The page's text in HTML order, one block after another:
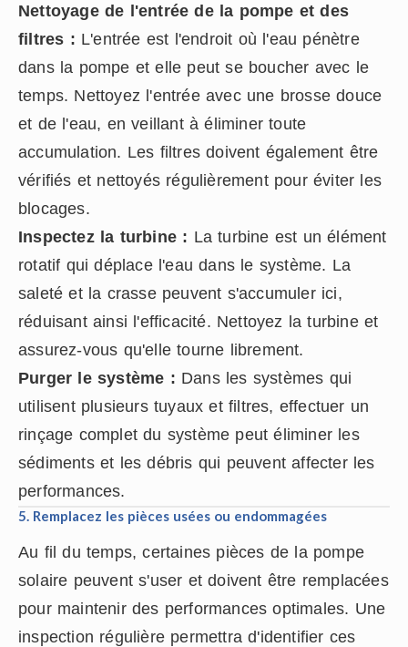
Nettoyage de l'entrée de la pompe et des
filtres : L'entrée est l'endroit où l'eau pénètre
dans la pompe et elle peut se boucher avec le
temps. Nettoyez l'entrée avec une brosse douce
et de l'eau, en veillant à éliminer toute
accumulation. Les filtres doivent également être
vérifiés et nettoyés régulièrement pour éviter les
blocages.
Inspectez la turbine : La turbine est un élément
rotatif qui déplace l'eau dans le système. La
saleté et la crasse peuvent s'accumuler ici,
réduisant ainsi l'efficacité. Nettoyez la turbine et
assurez-vous qu'elle tourne librement.
Purger le système : Dans les systèmes qui
utilisent plusieurs tuyaux et filtres, effectuer un
rinçage complet du système peut éliminer les
sédiments et les débris qui peuvent affecter les
performances.
5. Remplacez les pièces usées ou endommagées
Au fil du temps, certaines pièces de la pompe
solaire peuvent s'user et doivent être remplacées
pour maintenir des performances optimales. Une
inspection régulière permettra d'identifier ces